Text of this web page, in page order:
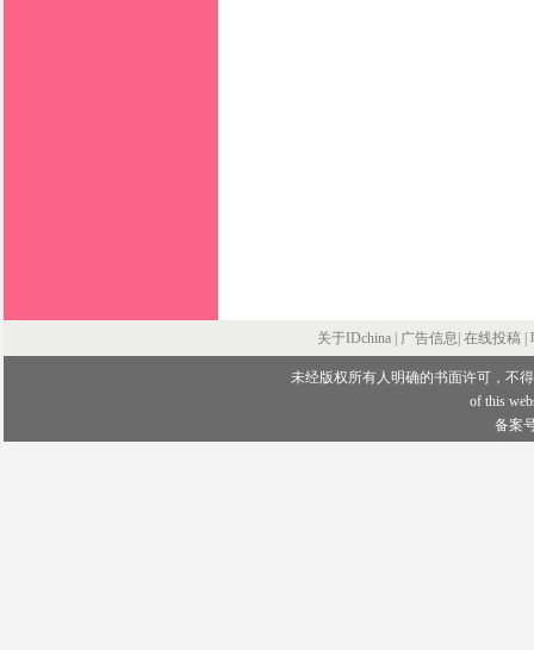
关于IDchina | 广告信息| 在线投稿
未经版权所有人明确的书面许可，不
of this
备案